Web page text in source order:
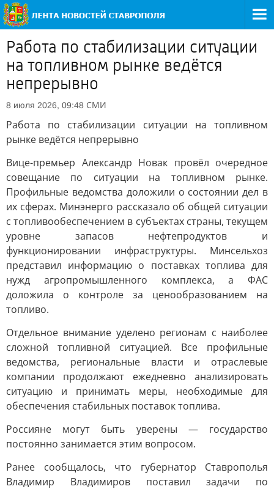
Работа по стабилизации ситуации
на топливном рынке ведётся
непрерывно
8 июля 2026, 09:48 СМИ
Работа по стабилизации ситуации на топливном
рынке ведётся непрерывно
Вице-премьер Александр Новак провёл очередное
совещание по ситуации на топливном рынке.
Профильные ведомства доложили о состоянии дел в
их сферах. Минэнерго рассказало об общей ситуации
с топливообеспечением в субъектах страны, текущем
уровне запасов нефтепродуктов и
функционировании инфраструктуры. Минсельхоз
представил информацию о поставках топлива для
нужд агропромышленного комплекса, а ФАС
доложила о контроле за ценообразованием на
топливо.
Отдельное внимание уделено регионам с наиболее
сложной топливной ситуацией. Все профильные
ведомства, региональные власти и отраслевые
компании продолжают ежедневно анализировать
ситуацию и принимать меры, необходимые для
обеспечения стабильных поставок топлива.
Россияне могут быть уверены — государство
постоянно занимается этим вопросом.
Ранее сообщалось, что губернатор Ставрополья
Владимир Владимиров поставил задачи по